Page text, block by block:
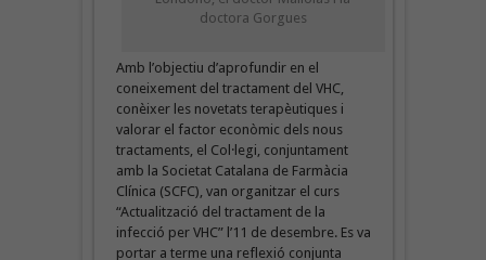
doctora Gorgues
Amb l’objectiu d’aprofundir en el
coneixement del tractament del VHC,
conèixer les novetats terapèutiques i
valorar el factor econòmic dels nous
tractaments, el Col·legi, conjuntament
amb la Societat Catalana de Farmàcia
Clínica (SCFC), van organitzar el curs
“Actualització del tractament de la
infecció per VHC” l’11 de desembre. Es va
portar a terme una reflexió conjunta